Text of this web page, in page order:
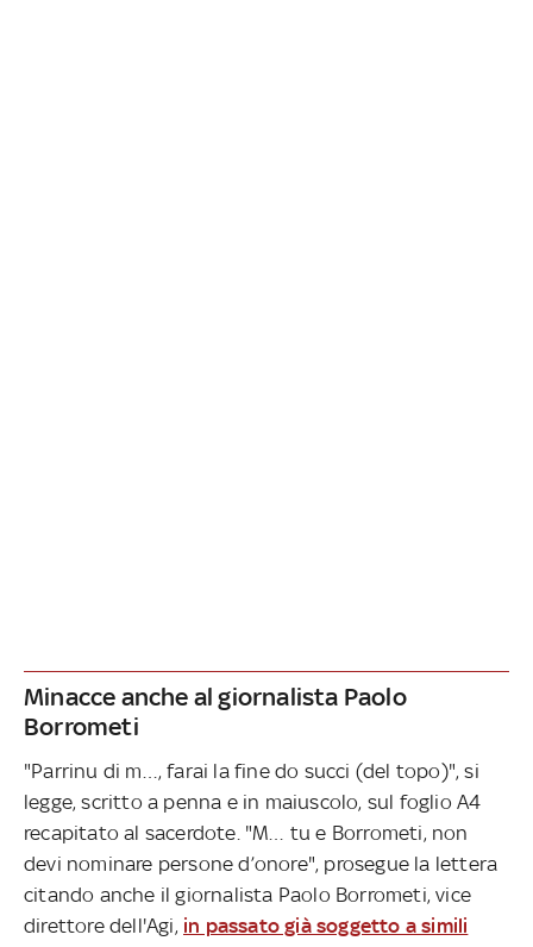
Minacce anche al giornalista Paolo
Borrometi
"Parrinu di m…, farai la fine do succi (del topo)", si
legge, scritto a penna e in maiuscolo, sul foglio A4
recapitato al sacerdote. "M… tu e Borrometi, non
devi nominare persone d’onore", prosegue la lettera
citando anche il giornalista Paolo Borrometi, vice
direttore dell'Agi, in passato già soggetto a simili